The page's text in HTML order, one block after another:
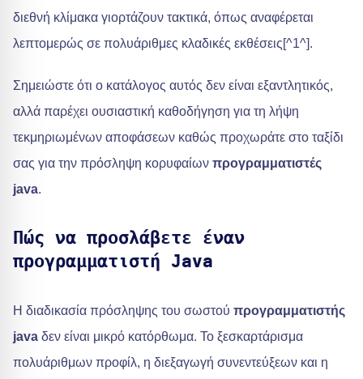
διεθνή κλίμακα γιορτάζουν τακτικά, όπως αναφέρεται
λεπτομερώς σε πολυάριθμες κλαδικές εκθέσεις[^1^].
Σημειώστε ότι ο κατάλογος αυτός δεν είναι εξαντλητικός,
αλλά παρέχει ουσιαστική καθοδήγηση για τη λήψη
τεκμηριωμένων αποφάσεων καθώς προχωράτε στο ταξίδι
σας για την πρόσληψη κορυφαίων προγραμματιστές
java.
Πώς να προσλάβετε έναν
προγραμματιστή Java
Η διαδικασία πρόσληψης του σωστού προγραμματιστής
java δεν είναι μικρό κατόρθωμα. Το ξεσκαρτάρισμα
πολυάριθμων προφίλ, η διεξαγωγή συνεντεύξεων και η